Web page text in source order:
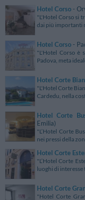
Hotel Corso -
"L'Hotel Corso si
dai più importanti
Hotel Corso -
"L'Hotel Corso è
Padova, meta
Hotel Corte
"L'Hotel Corte
Cardedu, nella
Hotel Corte
Emilia)
"L’Hotel Corte
nei pressi della
Hotel Corte
"L’Hotel Corte
luoghi di interesse
Hotel Corte
"Hotel Corte